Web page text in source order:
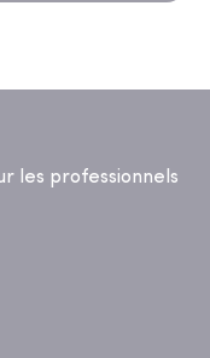
les professionnels